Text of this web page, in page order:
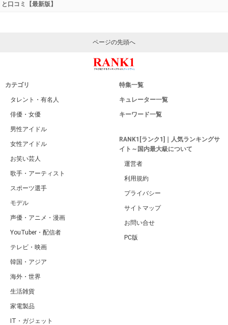
と口コミ【最新版】
ページの先頭へ
カテゴリ
タレント・有名人
俳優・女優
男性アイドル
女性アイドル
お笑い芸人
歌手・アーティスト
スポーツ選手
モデル
声優・アニメ・漫画
YouTuber・配信者
テレビ・映画
韓国・アジア
海外・世界
生活雑貨
家電製品
IT・ガジェット
特集一覧
キュレーター一覧
キーワード一覧
RANK1[ランク1]｜人気ランキングサ
イト～国内最大級について
運営者
利用規約
プライバシー
サイトマップ
お問い合せ
PC版